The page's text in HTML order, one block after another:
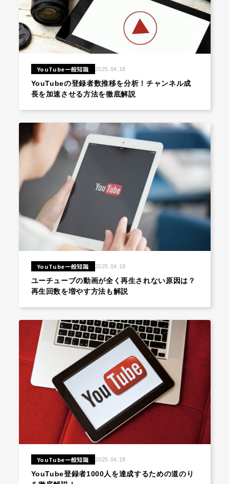
YouTube一般知識 2025.04.18
YouTubeの登録者数推移を分析！チャンネル成
長を加速させる方法を徹底解説
YouTube一般知識 2025.04.18
ユーチューブの動画が全く再生されない原因は？
再生回数を増やす方法も解説
YouTube一般知識 2025.04.18
YouTube登録者1000人を達成するための道のり